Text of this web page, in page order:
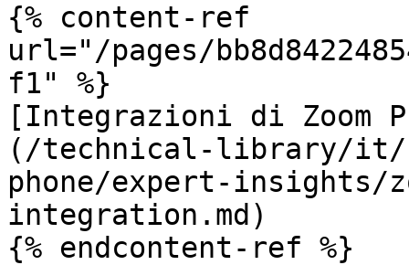
{% content-ref
url="/pages/
f1" %}
[Integrazioni di Zoom
(/technical-library/it/
phone/expert-insights/
integration.md)
{% endcontent-ref %}